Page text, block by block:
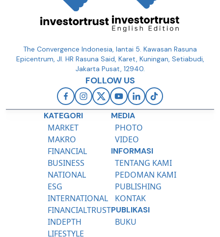
The Convergence Indonesia, lantai 5. Kawasan Rasuna
Epicentrum, Jl. HR Rasuna Said, Karet, Kuningan, Setiabudi,
Jakarta Pusat, 12940.
FOLLOW US
KATEGORI
MARKET
MAKRO
FINANCIAL
BUSINESS
NATIONAL
ESG
INTERNATIONAL
FINANCIALTRUST
INDEPTH
LIFESTYLE
MEDIA
PHOTO
VIDEO
INFORMASI
TENTANG KAMI
PEDOMAN KAMI
PUBLISHING
KONTAK
PUBLIKASI
BUKU